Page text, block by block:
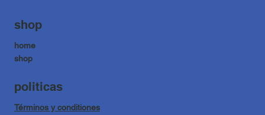
shop
home
shop
politicas
Términos y conditiones